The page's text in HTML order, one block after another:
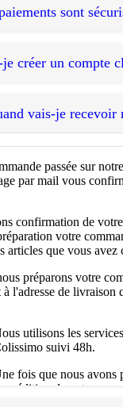
sont
Vos
sans risque et en toute
Mastercard - American
Thamar accepte les
Thamar vous permet
compte Paypal.
Thamar accepte les
en euros. Vous
créer un compte
validez votre
par email.
maintenant créé et
vais-je recevoir
passée sur
par mail vous
confirmation de
votre
articles que vous avez
préparons votre
l'adresse de livraison
utilisons les
suivi 48h.
fois que nous avons
de votre